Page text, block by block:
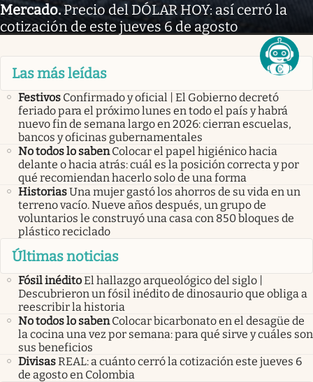
Mercado.Precio del DÓLAR HOY: así cerró la
cotización de este jueves 6 de agosto
Las más leídas
Festivos Confirmado y oficial | El Gobierno decretó
feriado para el próximo lunes en todo el país y habrá
nuevo fin de semana largo en 2026: cierran escuelas,
bancos y oficinas gubernamentales
No todos lo saben Colocar el papel higiénico hacia
delante o hacia atrás: cuál es la posición correcta y por
qué recomiendan hacerlo solo de una forma
HistoriasUna mujer gastó los ahorros de su vida en un
terreno vacío. Nueve años después, un grupo de
voluntarios le construyó una casa con 850 bloques de
plástico reciclado
Últimas noticias
Fósil inéditoEl hallazgo arqueológico del siglo |
Descubrieron un fósil inédito de dinosaurio que obliga a
reescribir la historia
No todos lo saben Colocar bicarbonato en el desagüe de
la cocina una vez por semana: para qué sirve y cuáles son
sus beneficios
DivisasREAL: a cuánto cerró la cotización este jueves 6
de agosto en Colombia